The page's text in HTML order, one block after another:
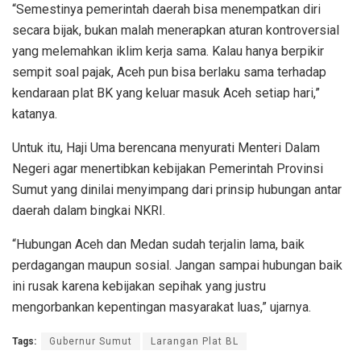
“Semestinya pemerintah daerah bisa menempatkan diri
secara bijak, bukan malah menerapkan aturan kontroversial
yang melemahkan iklim kerja sama. Kalau hanya berpikir
sempit soal pajak, Aceh pun bisa berlaku sama terhadap
kendaraan plat BK yang keluar masuk Aceh setiap hari,”
katanya.
Untuk itu, Haji Uma berencana menyurati Menteri Dalam
Negeri agar menertibkan kebijakan Pemerintah Provinsi
Sumut yang dinilai menyimpang dari prinsip hubungan antar
daerah dalam bingkai NKRI.
“Hubungan Aceh dan Medan sudah terjalin lama, baik
perdagangan maupun sosial. Jangan sampai hubungan baik
ini rusak karena kebijakan sepihak yang justru
mengorbankan kepentingan masyarakat luas,” ujarnya.
Tags: Gubernur Sumut Larangan Plat BL